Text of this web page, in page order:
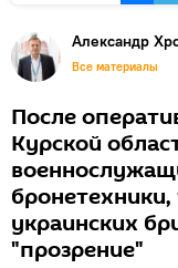
Александр
Все материалы
После
Курской
украинских
"прозрение"